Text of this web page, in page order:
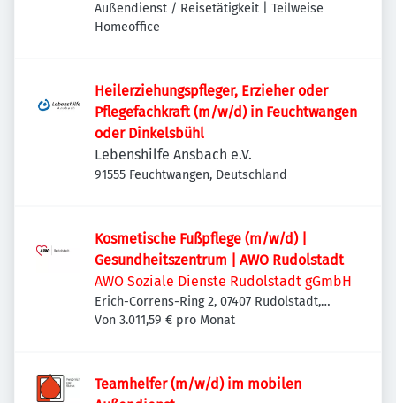
Außendienst / Reisetätigkeit | Teilweise
Homeoffice
Heilerziehungspfleger, Erzieher oder
Pflegefachkraft (m/w/d) in Feuchtwangen
oder Dinkelsbühl
Lebenshilfe Ansbach e.V.
91555 Feuchtwangen, Deutschland
Kosmetische Fußpflege (m/w/d) |
Gesundheitszentrum | AWO Rudolstadt
AWO Soziale Dienste Rudolstadt gGmbH
Erich-Correns-Ring 2, 07407 Rudolstadt,
Deutschland
Von 3.011,59 € pro Monat
Teamhelfer (m/w/d) im mobilen